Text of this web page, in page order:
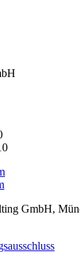
GmbH,